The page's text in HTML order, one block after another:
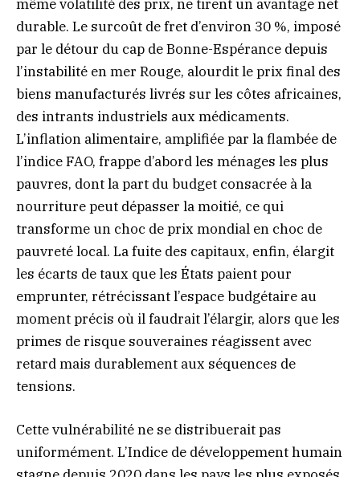
même volatilité des prix, ne tirent un avantage net
durable. Le surcoût de fret d’environ 30 %, imposé
par le détour du cap de Bonne-Espérance depuis
l’instabilité en mer Rouge, alourdit le prix final des
biens manufacturés livrés sur les côtes africaines,
des intrants industriels aux médicaments.
L’inflation alimentaire, amplifiée par la flambée de
l’indice FAO, frappe d’abord les ménages les plus
pauvres, dont la part du budget consacrée à la
nourriture peut dépasser la moitié, ce qui
transforme un choc de prix mondial en choc de
pauvreté local. La fuite des capitaux, enfin, élargit
les écarts de taux que les États paient pour
emprunter, rétrécissant l’espace budgétaire au
moment précis où il faudrait l’élargir, alors que les
primes de risque souveraines réagissent avec
retard mais durablement aux séquences de
tensions.
Cette vulnérabilité ne se distribuerait pas
uniformément. L’Indice de développement humain